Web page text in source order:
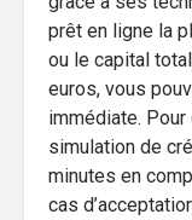
prêt en ligne la
ou le capital
euros, vous
immédiate.
simulation de
minutes en
cas